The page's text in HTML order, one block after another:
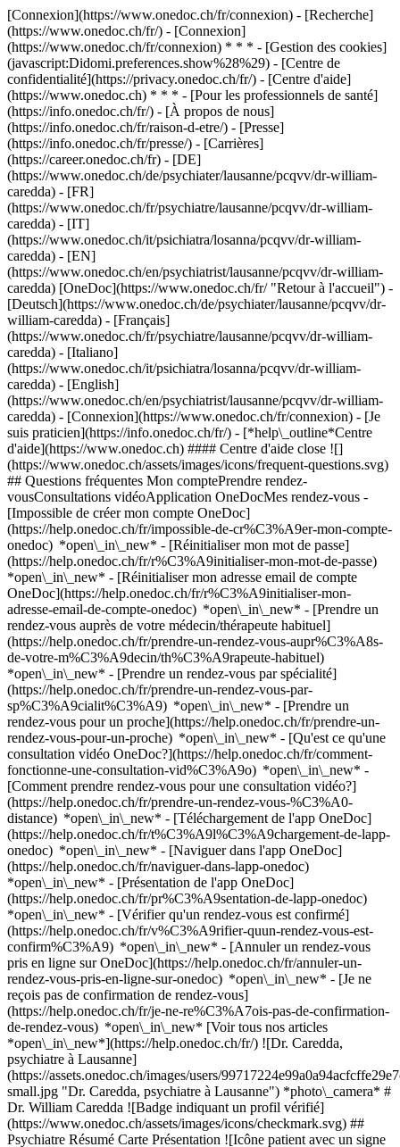
[Connexion](https://www.onedoc.ch/fr/connexion) - [Recherche]
(https://www.onedoc.ch/fr/) - [Connexion]
(https://www.onedoc.ch/fr/connexion) * * * - [Gestion des cookies]
(javascript:Didomi.preferences.show%28%29) - [Centre de
confidentialité](https://privacy.onedoc.ch/fr/) - [Centre d'aide]
(https://www.onedoc.ch) * * * - [Pour les professionnels de santé]
(https://info.onedoc.ch/fr/) - [À propos de nous]
(https://info.onedoc.ch/fr/raison-d-etre/) - [Presse]
(https://info.onedoc.ch/fr/presse/) - [Carrières]
(https://career.onedoc.ch/fr) - [DE]
(https://www.onedoc.ch/de/psychiater/lausanne/pcqvv/dr-william-
caredda) - [FR]
(https://www.onedoc.ch/fr/psychiatre/lausanne/pcqvv/dr-william-
caredda) - [IT]
(https://www.onedoc.ch/it/psichiatra/losanna/pcqvv/dr-william-
caredda) - [EN]
(https://www.onedoc.ch/en/psychiatrist/lausanne/pcqvv/dr-william-
caredda) [OneDoc](https://www.onedoc.ch/fr/ "Retour à l'accueil") -
[Deutsch](https://www.onedoc.ch/de/psychiater/lausanne/pcqvv/dr-
william-caredda) - [Français]
(https://www.onedoc.ch/fr/psychiatre/lausanne/pcqvv/dr-william-
caredda) - [Italiano]
(https://www.onedoc.ch/it/psichiatra/losanna/pcqvv/dr-william-
caredda) - [English]
(https://www.onedoc.ch/en/psychiatrist/lausanne/pcqvv/dr-william-
caredda) - [Connexion](https://www.onedoc.ch/fr/connexion) - [Je
suis praticien](https://info.onedoc.ch/fr/) - [*help\_outline*Centre
d'aide](https://www.onedoc.ch) #### Centre d'aide close ![]
(https://www.onedoc.ch/assets/images/icons/frequent-questions.svg)
## Questions fréquentes Mon comptePrendre rendez-
vousConsultations vidéoApplication OneDocMes rendez-vous -
[Impossible de créer mon compte OneDoc]
(https://help.onedoc.ch/fr/impossible-de-cr%C3%A9er-mon-compte-
onedoc) *open\_in\_new* - [Réinitialiser mon mot de passe]
(https://help.onedoc.ch/fr/r%C3%A9initialiser-mon-mot-de-passe)
*open\_in\_new* - [Réinitialiser mon adresse email de compte
OneDoc](https://help.onedoc.ch/fr/r%C3%A9initialiser-mon-
adresse-email-de-compte-onedoc) *open\_in\_new* - [Prendre un
rendez-vous auprès de votre médecin/thérapeute habituel]
(https://help.onedoc.ch/fr/prendre-un-rendez-vous-aupr%C3%A8s-
de-votre-m%C3%A9decin/th%C3%A9rapeute-habituel)
*open\_in\_new* - [Prendre un rendez-vous par spécialité]
(https://help.onedoc.ch/fr/prendre-un-rendez-vous-par-
sp%C3%A9cialit%C3%A9) *open\_in\_new* - [Prendre un
rendez-vous pour un proche](https://help.onedoc.ch/fr/prendre-un-
rendez-vous-pour-un-proche) *open\_in\_new* - [Qu'est ce qu'une
consultation vidéo OneDoc?](https://help.onedoc.ch/fr/comment-
fonctionne-une-consultation-vid%C3%A9o) *open\_in\_new* -
[Comment prendre rendez-vous pour une consultation vidéo?]
(https://help.onedoc.ch/fr/prendre-un-rendez-vous-%C3%A0-
distance) *open\_in\_new* - [Téléchargement de l'app OneDoc]
(https://help.onedoc.ch/fr/t%C3%A9l%C3%A9chargement-de-lapp-
onedoc) *open\_in\_new* - [Naviguer dans l'app OneDoc]
(https://help.onedoc.ch/fr/naviguer-dans-lapp-onedoc)
*open\_in\_new* - [Présentation de l'app OneDoc]
(https://help.onedoc.ch/fr/pr%C3%A9sentation-de-lapp-onedoc)
*open\_in\_new* - [Vérifier qu'un rendez-vous est confirmé]
(https://help.onedoc.ch/fr/v%C3%A9rifier-quun-rendez-vous-est-
confirm%C3%A9) *open\_in\_new* - [Annuler un rendez-vous
pris en ligne sur OneDoc](https://help.onedoc.ch/fr/annuler-un-
rendez-vous-pris-en-ligne-sur-onedoc) *open\_in\_new* - [Je ne
reçois pas de confirmation de rendez-vous]
(https://help.onedoc.ch/fr/je-ne-re%C3%A7ois-pas-de-confirmation-
de-rendez-vous) *open\_in\_new* [Voir tous nos articles
*open\_in\_new*](https://help.onedoc.ch/fr/) ![Dr. Caredda,
psychiatre à Lausanne]
(https://assets.onedoc.ch/images/users/
small.jpg "Dr. Caredda, psychiatre à Lausanne") *photo\_camera* #
Dr. William Caredda ![Badge indiquant un profil vérifié]
(https://www.onedoc.ch/assets/images/icons/checkmark.svg) ##
Psychiatre Résumé Carte Présentation ![Icône patient avec un signe